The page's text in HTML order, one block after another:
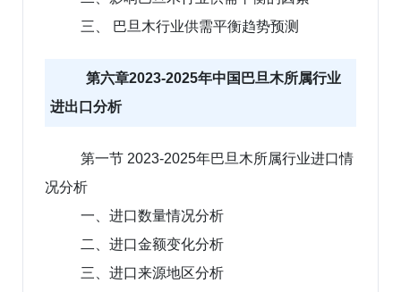
三、 巴旦木行业供需平衡趋势预测
第六章2023-2025年中国巴旦木所属行业
进出口分析
第一节 2023-2025年巴旦木所属行业进口情
况分析
一、进口数量情况分析
二、进口金额变化分析
三、进口来源地区分析